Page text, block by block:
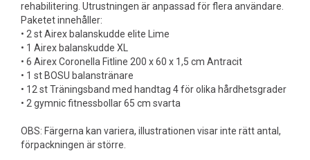
rehabilitering. Utrustningen är anpassad för flera användare.
Paketet innehåller:
• 2 st Airex balanskudde elite Lime
• 1 Airex balanskudde XL
• 6 Airex Coronella Fitline 200 x 60 x 1,5 cm Antracit
• 1 st BOSU balanstränare
• 12 st Träningsband med handtag 4 för olika hårdhetsgrader
• 2 gymnic fitnessbollar 65 cm svarta
OBS: Färgerna kan variera, illustrationen visar inte rätt antal,
förpackningen är större.